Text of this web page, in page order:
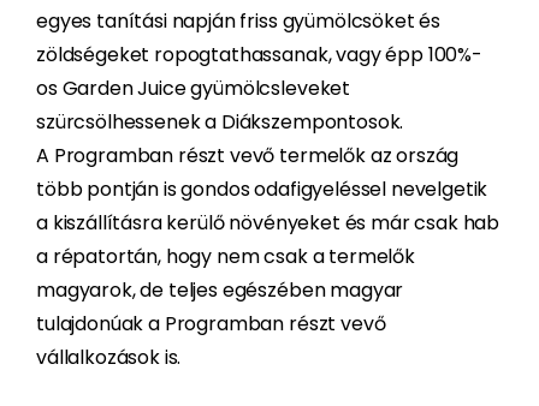
egyes tanítási napján friss gyümölcsöket és
zöldségeket ropogtathassanak, vagy épp 100%-
os Garden Juice gyümölcsleveket
szürcsölhessenek a Diákszempontosok.
A Programban részt vevő termelők az ország
több pontján is gondos odafigyeléssel nevelgetik
a kiszállításra kerülő növényeket és már csak hab
a répatortán, hogy nem csak a termelők
magyarok, de teljes egészében magyar
tulajdonúak a Programban részt vevő
vállalkozások is.